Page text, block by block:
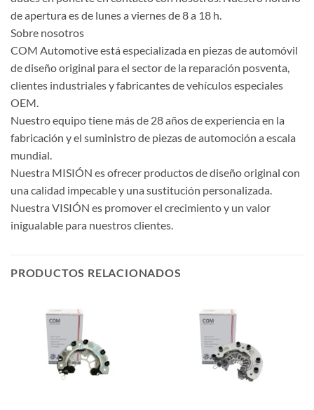
de apertura es de lunes a viernes de 8 a 18 h.
Sobre nosotros
COM Automotive está especializada en piezas de automóvil
de diseño original para el sector de la reparación posventa,
clientes industriales y fabricantes de vehículos especiales
OEM.
Nuestro equipo tiene más de 28 años de experiencia en la
fabricación y el suministro de piezas de automoción a escala
mundial.
Nuestra MISIÓN es ofrecer productos de diseño original con
una calidad impecable y una sustitución personalizada.
Nuestra VISIÓN es promover el crecimiento y un valor
inigualable para nuestros clientes.
PRODUCTOS RELACIONADOS